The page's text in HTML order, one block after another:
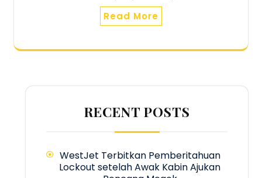
Read More
RECENT POSTS
WestJet Terbitkan Pemberitahuan
Lockout setelah Awak Kabin Ajukan